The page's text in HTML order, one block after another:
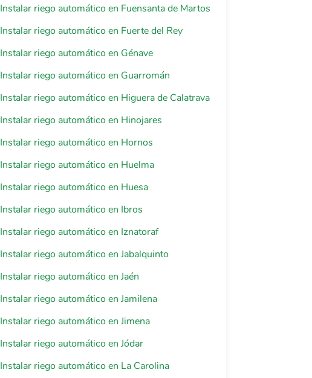
Instalar riego automático en Fuensanta de Martos
Instalar riego automático en Fuerte del Rey
Instalar riego automático en Génave
Instalar riego automático en Guarromán
Instalar riego automático en Higuera de Calatrava
Instalar riego automático en Hinojares
Instalar riego automático en Hornos
Instalar riego automático en Huelma
Instalar riego automático en Huesa
Instalar riego automático en Ibros
Instalar riego automático en Iznatoraf
Instalar riego automático en Jabalquinto
Instalar riego automático en Jaén
Instalar riego automático en Jamilena
Instalar riego automático en Jimena
Instalar riego automático en Jódar
Instalar riego automático en La Carolina